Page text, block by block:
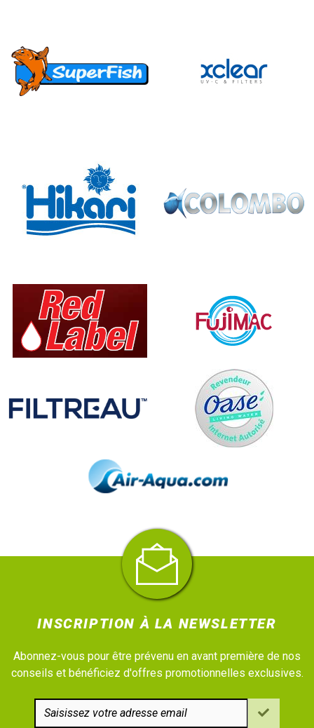
INSCRIPTION À LA NEWSLETTER
Abonnez-vous pour être prévenu en avant première de nos
conseils et bénéficiez d'offres promotionnelles exclusives.